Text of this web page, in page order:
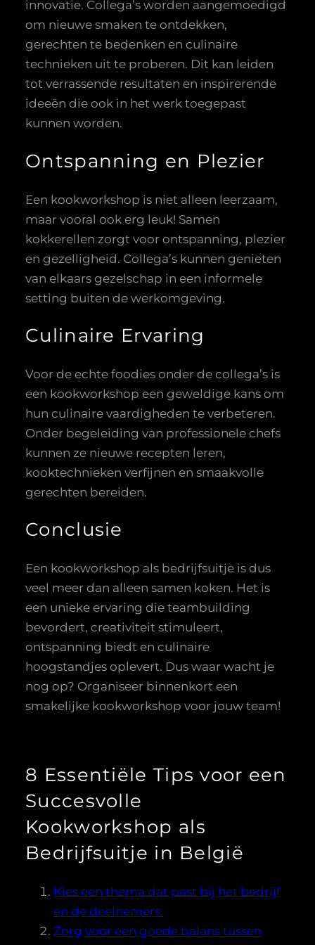
innovatie. Collega’s worden aangemoedigd
om nieuwe smaken te ontdekken,
gerechten te bedenken en culinaire
technieken uit te proberen. Dit kan leiden
tot verrassende resultaten en inspirerende
ideeën die ook in het werk toegepast
kunnen worden.
Ontspanning en Plezier
Een kookworkshop is niet alleen leerzaam,
maar vooral ook erg leuk! Samen
kokkerellen zorgt voor ontspanning, plezier
en gezelligheid. Collega’s kunnen genieten
van elkaars gezelschap in een informele
setting buiten de werkomgeving.
Culinaire Ervaring
Voor de echte foodies onder de collega’s is
een kookworkshop een geweldige kans om
hun culinaire vaardigheden te verbeteren.
Onder begeleiding van professionele chefs
kunnen ze nieuwe recepten leren,
kooktechnieken verfijnen en smaakvolle
gerechten bereiden.
Conclusie
Een kookworkshop als bedrijfsuitje is dus
veel meer dan alleen samen koken. Het is
een unieke ervaring die teambuilding
bevordert, creativiteit stimuleert,
ontspanning biedt en culinaire
hoogstandjes oplevert. Dus waar wacht je
nog op? Organiseer binnenkort een
smakelijke kookworkshop voor jouw team!
8 Essentiële Tips voor een
Succesvolle
Kookworkshop als
Bedrijfsuitje in België
Kies een thema dat past bij het bedrijf
en de deelnemers.
Zorg voor een goede balans tussen